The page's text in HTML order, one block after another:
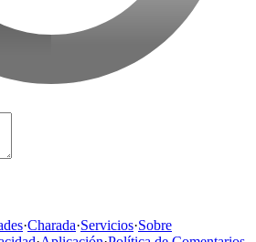
·Charada·Servicios·Sobre